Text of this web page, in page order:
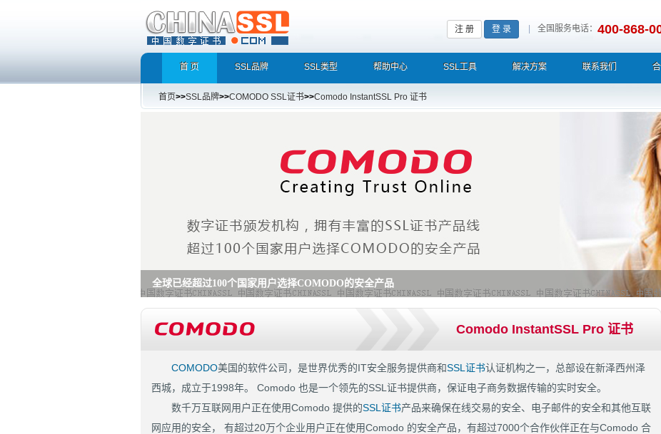
注 册 登 录 全国服务电话： 400-868-
首 页 SSL品牌 SSL类型 帮助中心 SSL工具 解决方案 联系我们
首页>>SSL品牌>>COMODO SSL证书>>Comodo InstantSSL Pro 证书
COMODO 多域名通配符SSL证书
Multi-Domain Wildcard SSL 多域名通配符SSL证书 一张证书统统搞定 安全就是这么简单
Comodo InstantSSL Pro 证书
COMODO美国的软件公司，是世界优秀的IT安全服务提供商和SSL证书认证机构之一，总部设在新泽西州泽
西城，成立于1998年。 Comodo 也是一个领先的SSL证书提供商，保证电子商务数据传输的实时安全。
数千万互联网用户正在使用Comodo 提供的SSL证书产品来确保在线交易的安全、电子邮件的安全和其他互联
网应用的安全， 有超过20万个企业用户正在使用Comodo 的安全产品，有超过7000个合作伙伴正在与Comodo 合